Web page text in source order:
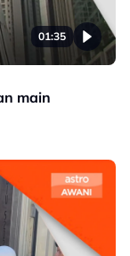
01:35
main